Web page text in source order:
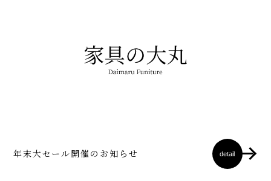
年末大セール開催のお知らせ detail